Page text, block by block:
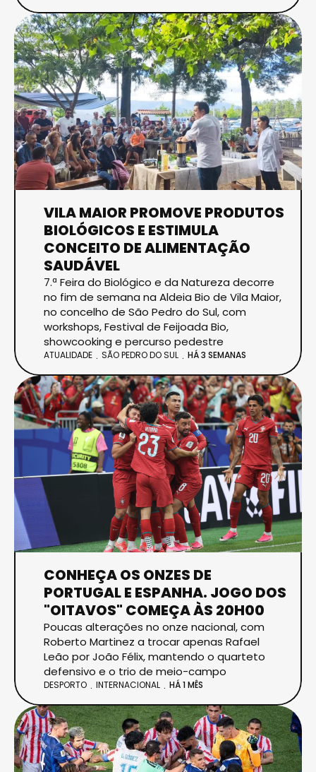
VILA MAIOR PROMOVE PRODUTOS
BIOLÓGICOS E ESTIMULA
CONCEITO DE ALIMENTAÇÃO
SAUDÁVEL
7.ª Feira do Biológico e da Natureza decorre
no fim de semana na Aldeia Bio de Vila Maior,
no concelho de São Pedro do Sul, com
workshops, Festival de Feijoada Bio,
showcooking e percurso pedestre
ATUALIDADE SÃO PEDRO DO SUL HÁ 3 SEMANAS
CONHEÇA OS ONZES DE
PORTUGAL E ESPANHA. JOGO DOS
"OITAVOS" COMEÇA ÀS 20H00
Poucas alterações no onze nacional, com
Roberto Martinez a trocar apenas Rafael
Leão por João Félix, mantendo o quarteto
defensivo e o trio de meio-campo
DESPORTO INTERNACIONAL HÁ 1 MÊS